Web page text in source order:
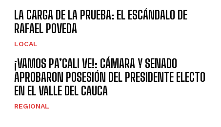
LA CARGA DE LA PRUEBA: EL ESCÁNDALO DE
RAFAEL POVEDA
LOCAL
¡VAMOS PA’CALI VE!: CÁMARA Y SENADO
APROBARON POSESIÓN DEL PRESIDENTE ELECTO
EN EL VALLE DEL CAUCA
REGIONAL